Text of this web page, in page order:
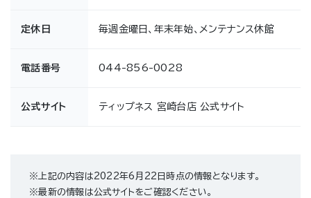
定休日 毎週金曜日、年末年始、メンテナンス休館
電話番号 044-856-0028
公式サイト ティップネス 宮崎台店 公式サイト
※上記の内容は2022年6月22日時点の情報となります。
※最新の情報は公式サイトをご確認ください。